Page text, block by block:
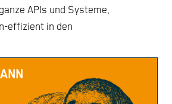
APIs und Systeme,
effizient in den